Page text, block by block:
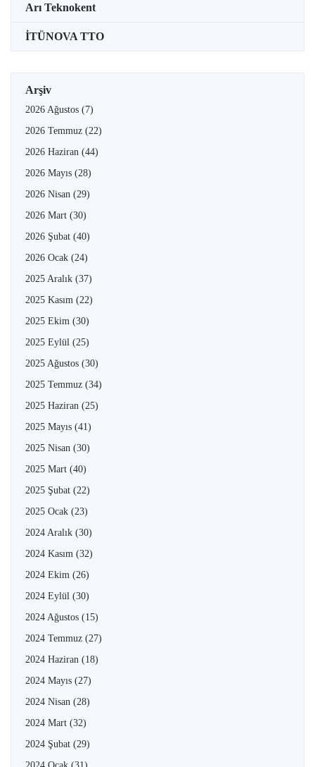
Arı Teknokent
İTÜNOVA TTO
Arşiv
2026 Ağustos (7)
2026 Temmuz (22)
2026 Haziran (44)
2026 Mayıs (28)
2026 Nisan (29)
2026 Mart (30)
2026 Şubat (40)
2026 Ocak (24)
2025 Aralık (37)
2025 Kasım (22)
2025 Ekim (30)
2025 Eylül (25)
2025 Ağustos (30)
2025 Temmuz (34)
2025 Haziran (25)
2025 Mayıs (41)
2025 Nisan (30)
2025 Mart (40)
2025 Şubat (22)
2025 Ocak (23)
2024 Aralık (30)
2024 Kasım (32)
2024 Ekim (26)
2024 Eylül (30)
2024 Ağustos (15)
2024 Temmuz (27)
2024 Haziran (18)
2024 Mayıs (27)
2024 Nisan (28)
2024 Mart (32)
2024 Şubat (29)